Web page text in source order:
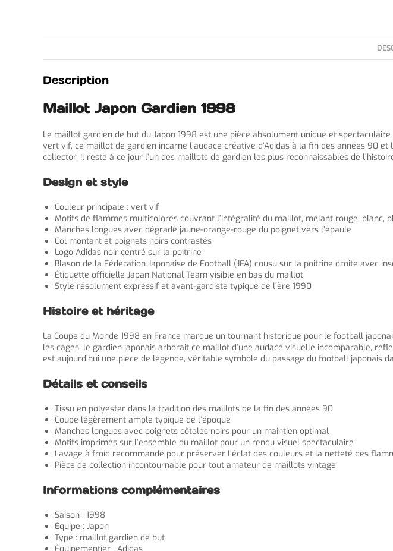
Description
Maillot Japon Gardien 1998
Le maillot gardien de but du Japon 1998 est une pièce absolument unique et
vert vif, ce maillot de gardien incarne l’audace créative d’Adidas à la fin des années 90
collector, il reste à ce jour l’un des maillots de gardien les plus reconnaissables de
Design et style
Couleur principale : vert vif
Motifs de flammes multicolores couvrant l’intégralité du maillot, mêlant rouge, blanc,
Manches longues avec dégradé jaune-orange-rouge du poignet vers l’épaule
Col montant et poignets noirs contrastés
Logo Adidas noir centré sur la poitrine
Blason de la Fédération Japonaise de Football (JFA) cousu sur la poitrine droite avec
Étiquette officielle Japan National Team visible en bas du maillot
Style résolument expressif et avant-gardiste typique de l’ère 1990
Histoire et héritage
La Coupe du Monde 1998 en France marque un tournant historique pour le football
les cages, le gardien japonais arborait ce maillot d’une audace visuelle incomparable,
est aujourd’hui une pièce de légende, véritable symbole du passage du football japonais
Détails et conseils
Tissu en polyester dans la tradition des maillots de la fin des années 90
Coupe légèrement ample typique de l’époque
Manches longues avec poignets côtelés noirs pour un maintien optimal
Motifs imprimés sur l’ensemble du maillot pour un rendu visuel spectaculaire
Lavage à froid recommandé pour préserver l’éclat des couleurs et la netteté des
Pièce de collection incontournable pour tout amateur de maillots vintage
Informations complémentaires
Saison : 1998
Équipe : Japon
Type : maillot gardien de but